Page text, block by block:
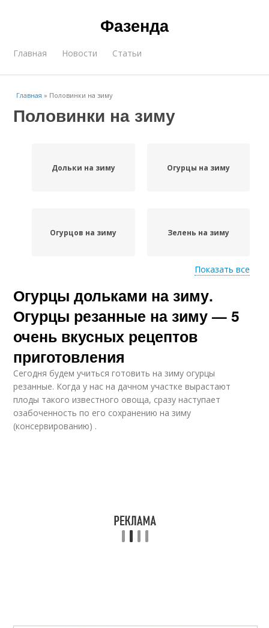
Фазенда
Главная Новости Статьи
Главная » Половинки на зиму
Половинки на зиму
Дольки на зиму Огурцы на зиму
Огурцов на зиму Зелень на зиму
Морковь на зиму Кукуруза на зиму
Салат на зиму
Четвертинки на зиму
Показать все
Огурцы дольками на зиму.
Огурцы резанные на зиму — 5
очень вкусных рецептов
приготовления
Сегодня будем учиться готовить на зиму огурцы
резанные. Когда у нас на дачном участке вырастают
плоды такого известного овоща, сразу наступает
озабоченность по его сохранению на зиму
(консервированию) .